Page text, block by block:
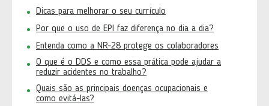
Dicas para melhorar o seu currículo
Por que o uso de EPI faz diferença no dia a dia?
Entenda como a NR-28 protege os colaboradores
O que é o DDS e como essa prática pode ajudar a
reduzir acidentes no trabalho?
Quais são as principais doenças ocupacionais e
como evitá-las?